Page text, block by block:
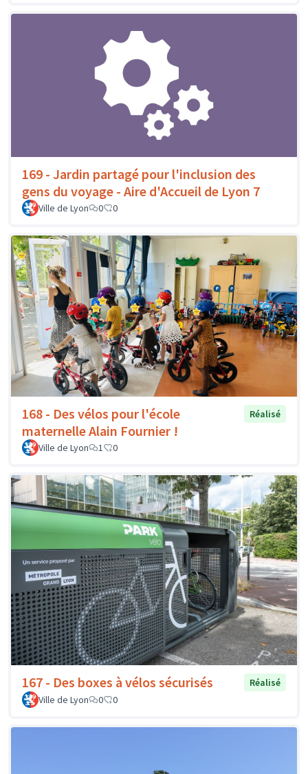
169 - Jardin partagé pour l'inclusion des
gens du voyage - Aire d'Accueil de Lyon 7
Ville de Lyon 0 0
168 - Des vélos pour l'école
maternelle Alain Fournier !
Réalisé
Ville de Lyon 1 0
167 - Des boxes à vélos sécurisés
Réalisé
Ville de Lyon
0 0